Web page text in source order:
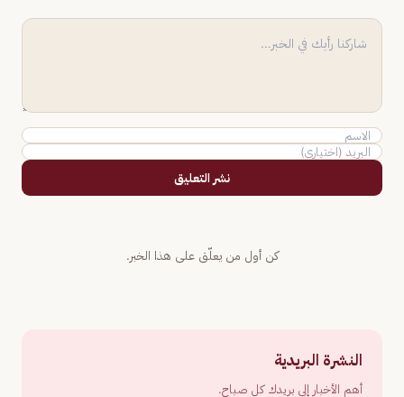
نشر التعليق
كن أول من يعلّق على هذا الخبر.
النشرة البريدية
أهم الأخبار إلى بريدك كل صباح.